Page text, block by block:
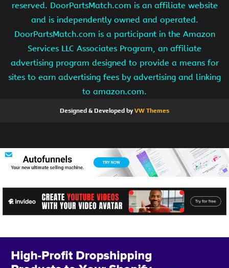
reserved. DoorPartsMatch.com is an affiliate website
and is independently owned and operated.
DoorPartsMatch.com is a participant in the Amazon
Services LLC Associates Program, an affiliate
advertising program designed to provide a means for
sites to earn advertising fees by advertising and linking
to amazon.com.
Designed & Developed byVW Themes